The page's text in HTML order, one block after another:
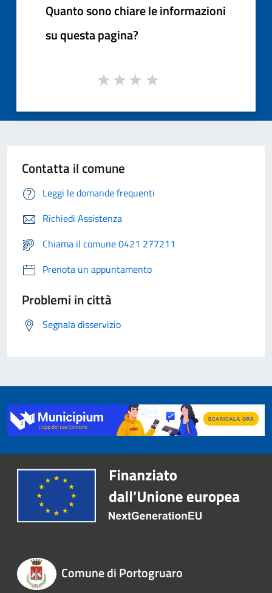
Quanto sono chiare le informazioni
su questa pagina?
Contatta il comune
Leggi le domande frequenti
Richiedi Assistenza
Chiama il comune 0421 277211
Prenota un appuntamento
Problemi in città
Segnala disservizio
Comune di Portogruaro